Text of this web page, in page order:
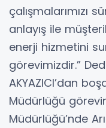
çalışmalarımızı
anlayış ile
enerji hizmetini
görevimizdir.”
AKYAZICI’dan
Müdürlüğü
Müdürlüğü’nde